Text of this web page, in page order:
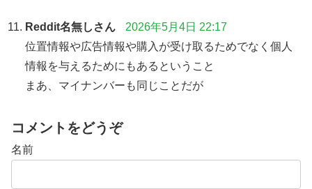
Reddit名無しさん
2026年5月4日 22:17
位置情報や広告情報や購入が受け取るためでなく個人
情報を与えるためにもあるということ
まあ、マイナンバーも同じことだが
コメントをどうぞ
名前